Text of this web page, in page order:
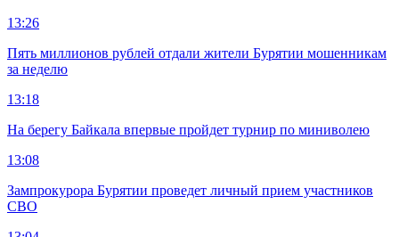
13:26
Пять миллионов рублей отдали жители Бурятии мошенникам
за неделю
13:18
На берегу Байкала впервые пройдет турнир по миниволею
13:08
Зампрокурора Бурятии проведет личный прием участников
СВО